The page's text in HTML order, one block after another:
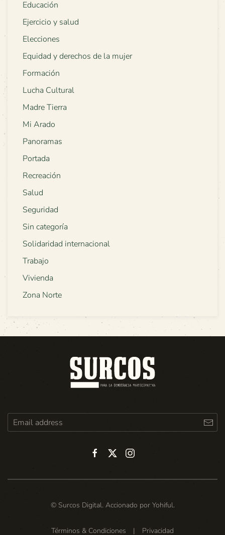
Educación
Ejercicio y salud
Elecciones
Equidad y derechos de la mujer
Formación
Lucha Cultural
Madre Tierra
Mi Arado
Panoramas
Portada
Recreación
Salud
Seguridad
Sin categoría
Solidaridad internacional
Trabajo
Vivienda
Zona Norte
© Surcos Digital. Accionado por Yohiful.
Términos & Condiciones | Privacidad